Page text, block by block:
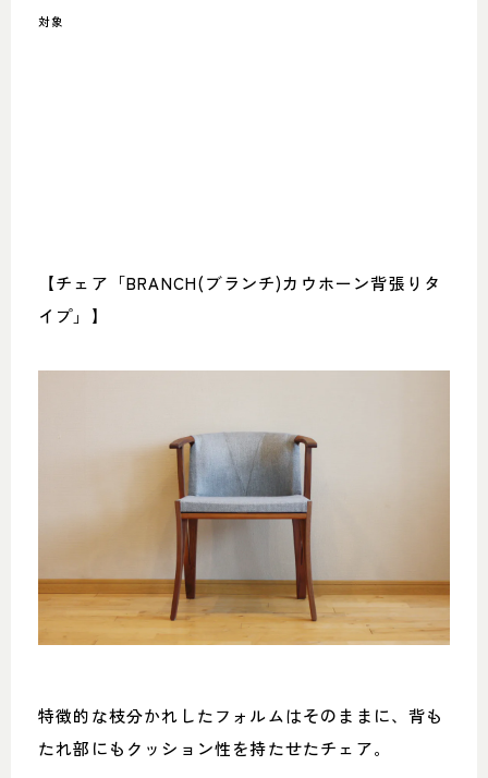
対象
【チェア「BRANCH(ブランチ)カウホーン背張りタ
イプ」】
特徴的な枝分かれしたフォルムはそのままに、背も
たれ部にもクッション性を持たせたチェア。